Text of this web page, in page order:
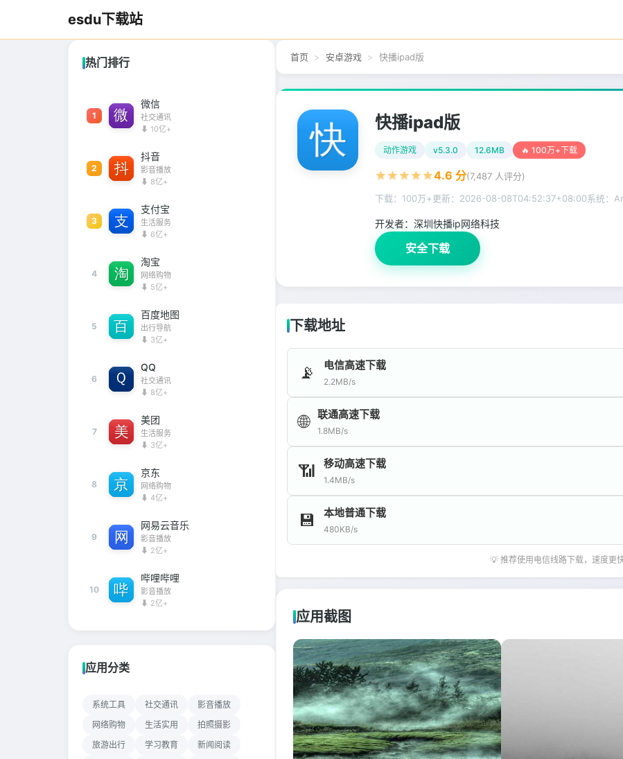
esdu下载站
热门排行
1
微信
社交通讯
⬇ 10亿+
2
抖音
影音播放
⬇ 8亿+
3
支付宝
生活服务
⬇ 6亿+
4
淘宝
网络购物
⬇ 5亿+
5
百度地图
出行导航
⬇ 3亿+
6
QQ
社交通讯
⬇ 8亿+
7
美团
生活服务
⬇ 3亿+
8
京东
网络购物
⬇ 4亿+
9
网易云音乐
影音播放
⬇ 2亿+
10
哔哩哔哩
影音播放
⬇ 2亿+
应用分类
系统工具 社交通讯
影音播放
网络购物
生活实用
拍照摄影
旅游出行
学习教育
新闻阅读
首页 安卓游戏 快播ipad版
快播ipad版
动作游戏 v5.3.0 12.6MB 🔥 100万+下载
★ ★ ★ ★ ★4.6 分(7,487 人评分)
下载：100万+更新： 2026-08-08T04:52:37+08:00系统：
开发者： 深圳快播ip网络科技
安全下载
下载地址
📡 电信高速下载
2.2MB/s
🌐 联通高速下载
1.8MB/s
📶 移动高速下载
1.4MB/s
💾 本地普通下载
480KB/s
💡 推荐使用电信线路下载，速度更
应用截图